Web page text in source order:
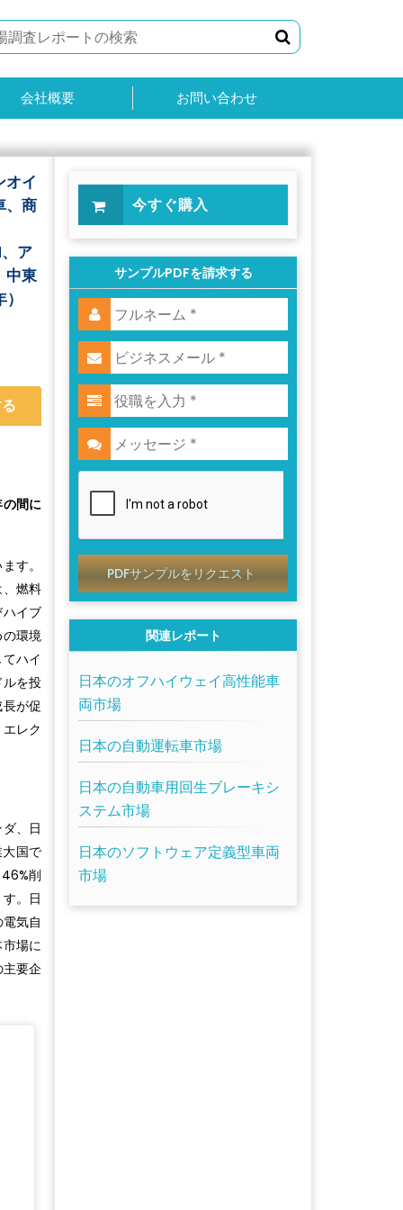
会社概要 お問い合わせ
オイ
、商
ア
中東
間に
す。
燃料
イブ
環境
ハイ
を投
が促
レク
、日
国で
削
。日
気自
場に
主要企
今すぐ購入
サンプルPDFを請求する
PDFサンプルをリクエスト
関連レポート
日本のオフハイウェイ高性能車
両市場
日本の自動運転車市場
日本の自動車用回生ブレーキシ
ステム市場
日本のソフトウェア定義型車両
市場